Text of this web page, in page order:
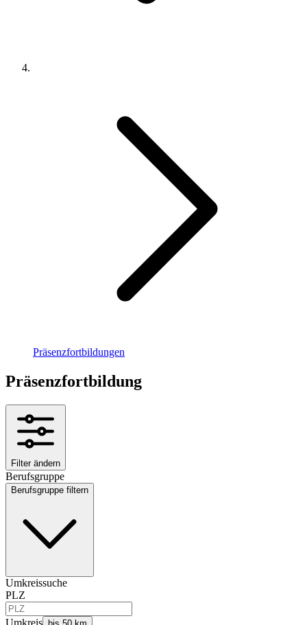
Präsenzfortbildungen
Präsenzfortbildung
Filter ändern
Berufsgruppe
Berufsgruppe filtern
Umkreissuche
PLZ
Umkreis